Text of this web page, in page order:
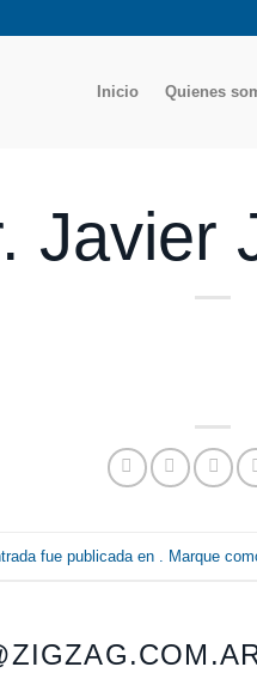
Inicio Quienes
Javier
fue publicada en . Marque